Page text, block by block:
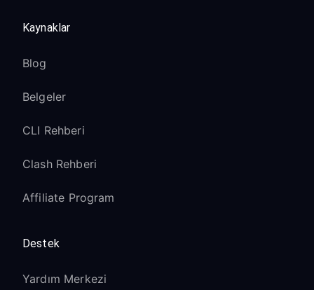
Kaynaklar
Blog
Belgeler
CLI Rehberi
Clash Rehberi
Affiliate Program
Destek
Yardım Merkezi